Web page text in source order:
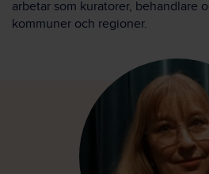
arbetar som kuratorer, behandlare
kommuner och regioner.